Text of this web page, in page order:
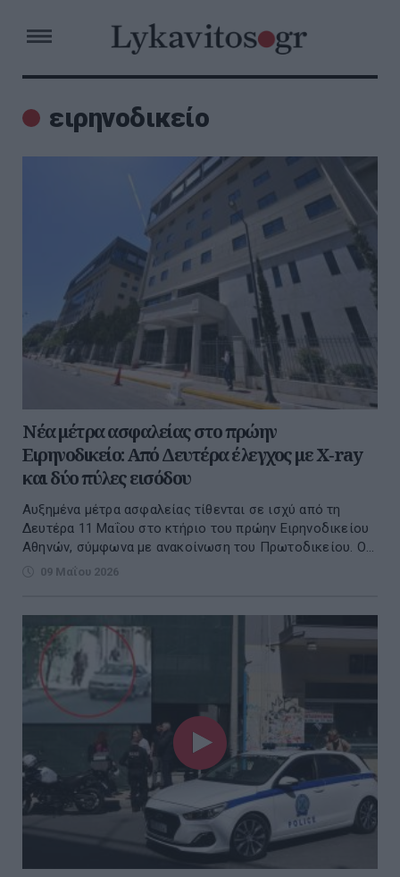
ειρηνοδικείο
Νέα μέτρα ασφαλείας στο πρώην
Ειρηνοδικείο: Από Δευτέρα έλεγχος με X‑ray
και δύο πύλες εισόδου
Αυξημένα μέτρα ασφαλείας τίθενται σε ισχύ από τη
Δευτέρα 11 Μαΐου στο κτήριο του πρώην Ειρηνοδικείου
Αθηνών, σύμφωνα με ανακοίνωση του Πρωτοδικείου. Ο...
09 Μαΐου 2026